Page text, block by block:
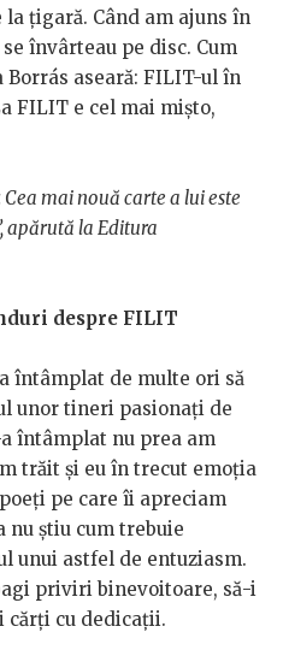
țigară. Când am ajuns în
învârteau pe disc. Cum
Borrás aseară: FILIT-ul în
FILIT e cel mai mișto,
mai nouă carte a lui este
apărută la Editura
despre FILIT
întâmplat de multe ori să
unor tineri pasionaţi de
întâmplat nu prea am
trăit şi eu în trecut emoţia
pe care îi apreciam
nu ştiu cum trebuie
unui astfel de entuziasm.
priviri binevoitoare, să-i
cărţi cu dedicaţii.